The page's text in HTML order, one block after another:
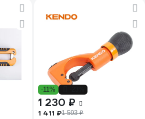
-11%
1 230 ₽
1 411 ₽1 593 ₽